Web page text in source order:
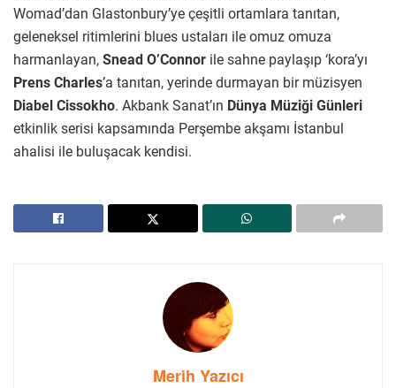
Womad’dan Glastonbury’ye çeşitli ortamlara tanıtan,
geleneksel ritimlerini blues ustaları ile omuz omuza
harmanlayan, Snead O’Connor ile sahne paylaşıp ‘kora’yı
Prens Charles’a tanıtan, yerinde durmayan bir müzisyen
Diabel Cissokho. Akbank Sanat’ın Dünya Müziği Günleri
etkinlik serisi kapsamında Perşembe akşamı İstanbul
ahalisi ile buluşacak kendisi.
Merih Yazıcı